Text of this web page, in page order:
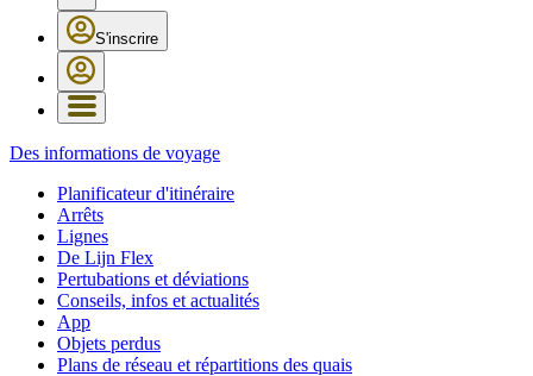
S'inscrire
Des informations de voyage
Planificateur d'itinéraire
Arrêts
Lignes
De Lijn Flex
Pertubations et déviations
Conseils, infos et actualités
App
Objets perdus
Plans de réseau et répartitions des quais